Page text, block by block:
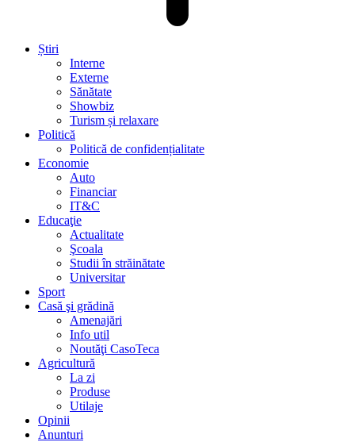
Știri
Interne
Externe
Sănătate
Showbiz
Turism și relaxare
Politică
Politică de confidențialitate
Economie
Auto
Financiar
IT&C
Educaţie
Actualitate
Şcoala
Studii în străinătate
Universitar
Sport
Casă şi grădină
Amenajări
Info util
Noutăţi CasoTeca
Agricultură
La zi
Produse
Utilaje
Opinii
Anunturi